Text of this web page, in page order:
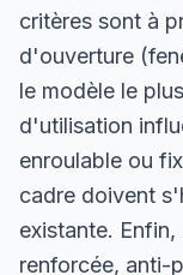
critères sont à
d'ouverture
le modèle le
d'utilisation
enroulable ou
cadre doivent
existante.
renforcée, anti-